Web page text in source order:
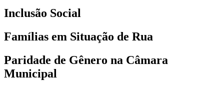
Inclusão Social
Famílias em Situação de Rua
Paridade de Gênero na Câmara
Municipal